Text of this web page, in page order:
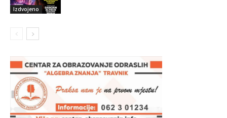
Izdvojeno